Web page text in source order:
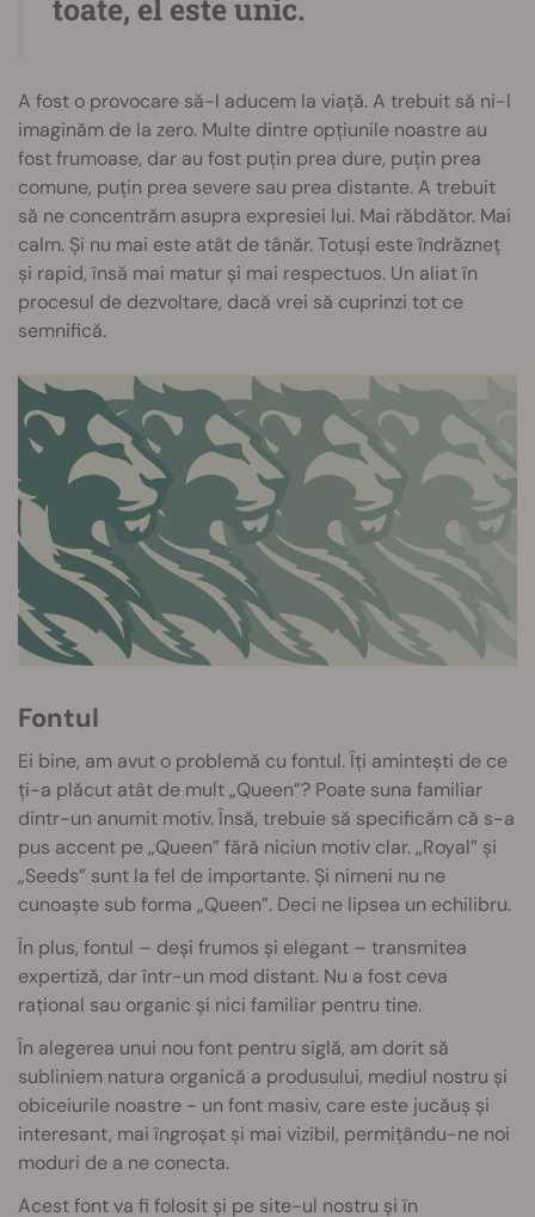
toate, el este unic.
A fost o provocare să-l aducem la viață. A trebuit să ni-l
imaginăm de la zero. Multe dintre opțiunile noastre au
fost frumoase, dar au fost puțin prea dure, puțin prea
comune, puțin prea severe sau prea distante. A trebuit
să ne concentrăm asupra expresiei lui. Mai răbdător. Mai
calm. Și nu mai este atât de tânăr. Totuși este îndrăzneț
și rapid, însă mai matur și mai respectuos. Un aliat în
procesul de dezvoltare, dacă vrei să cuprinzi tot ce
semnifică.
Fontul
Ei bine, am avut o problemă cu fontul. Îți amintești de ce
ți-a plăcut atât de mult „Queen”? Poate suna familiar
dintr-un anumit motiv. Însă, trebuie să specificăm că s-a
pus accent pe „Queen” fără niciun motiv clar. „Royal” și
„Seeds” sunt la fel de importante. Și nimeni nu ne
cunoaște sub forma „Queen”. Deci ne lipsea un echilibru.
În plus, fontul – deși frumos și elegant – transmitea
expertiză, dar într-un mod distant. Nu a fost ceva
rațional sau organic și nici familiar pentru tine.
În alegerea unui nou font pentru siglă, am dorit să
subliniem natura organică a produsului, mediul nostru și
obiceiurile noastre - un font masiv, care este jucăuș și
interesant, mai îngroșat și mai vizibil, permițându-ne noi
moduri de a ne conecta.
Acest font va fi folosit și pe site-ul nostru și în